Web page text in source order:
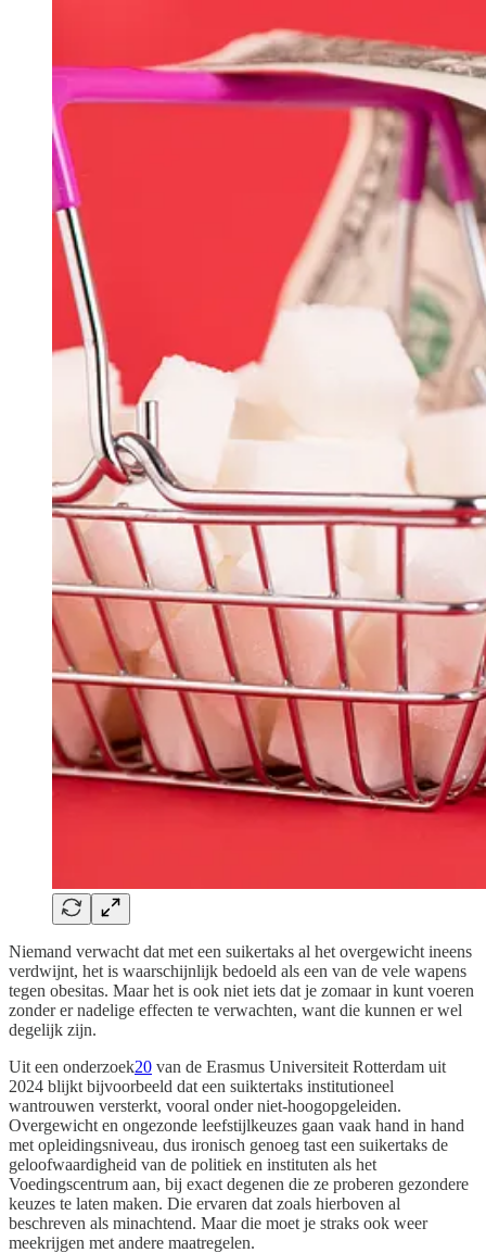
Niemand verwacht dat met een suikertaks al het overgewicht ineens
verdwijnt, het is waarschijnlijk bedoeld als een van de vele wapens
tegen obesitas. Maar het is ook niet iets dat je zomaar in kunt voeren
zonder er nadelige effecten te verwachten, want die kunnen er wel
degelijk zijn.
Uit een onderzoek20 van de Erasmus Universiteit Rotterdam uit
2024 blijkt bijvoorbeeld dat een suiktertaks institutioneel
wantrouwen versterkt, vooral onder niet-hoogopgeleiden.
Overgewicht en ongezonde leefstijlkeuzes gaan vaak hand in hand
met opleidingsniveau, dus ironisch genoeg tast een suikertaks de
geloofwaardigheid van de politiek en instituten als het
Voedingscentrum aan, bij exact degenen die ze proberen gezondere
keuzes te laten maken. Die ervaren dat zoals hierboven al
beschreven als minachtend. Maar die moet je straks ook weer
meekrijgen met andere maatregelen.